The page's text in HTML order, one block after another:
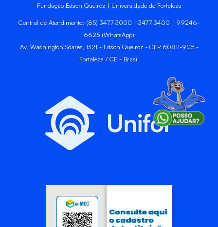
Fundação Edson Queiroz | Universidade de Fortaleza
Central de Atendimento: (85) 3477-3000 | 3477-3400 | 99246-
6625 (WhatsApp)
Av. Washington Soares, 1321 - Edson Queiroz - CEP 60811-905 -
Fortaleza / CE - Brasil